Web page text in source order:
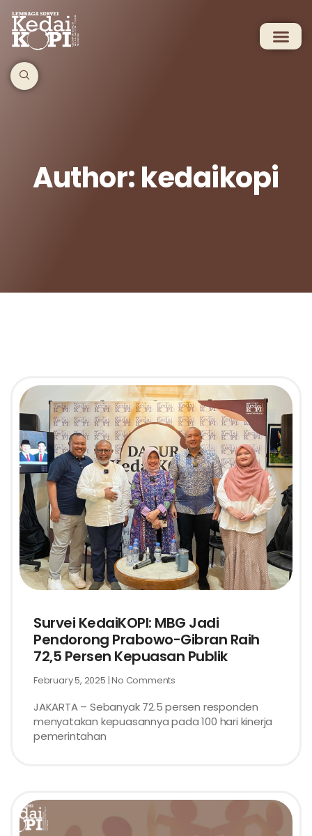
Author:kedaikopi
Survei KedaiKOPI: MBG Jadi
Pendorong Prabowo-Gibran Raih
72,5 Persen Kepuasan Publik
February 5, 2025 No Comments
JAKARTA – Sebanyak 72.5 persen responden
menyatakan kepuasannya pada 100 hari kinerja
pemerintahan